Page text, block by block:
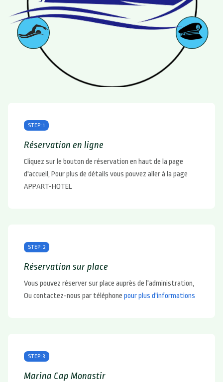
STEP: 1
Réservation en ligne
Cliquez sur le bouton de réservation en haut de la page
d'accueil, Pour plus de détails vous pouvez aller à la page
APPART-HOTEL
STEP: 2
Réservation sur place
Vous pouvez réserver sur place auprès de l'administration,
Ou contactez-nous par téléphone pour plus d'informations
STEP: 3
Marina Cap Monastir